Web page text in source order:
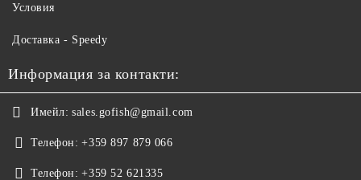
Условия
Доставка - Speedy
Информация за контакти:
Имейл: sales.gofish@gmail.com
Телефон: +359 897 879 066
Телефон: +359 52 621335